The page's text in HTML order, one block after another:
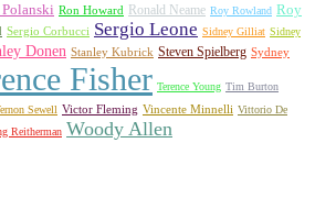
Ron Howard Ronald Neame Roy Rowland Roy
Sergio Corbucci Sergio Leone Sidney Gilliat Sidney
Donen Stanley Kubrick Steven Spielberg Sydney
Fisher Terence Young Tim Burton
Sewell Victor Fleming Vincente Minnelli Vittorio De
Reitherman Woody Allen